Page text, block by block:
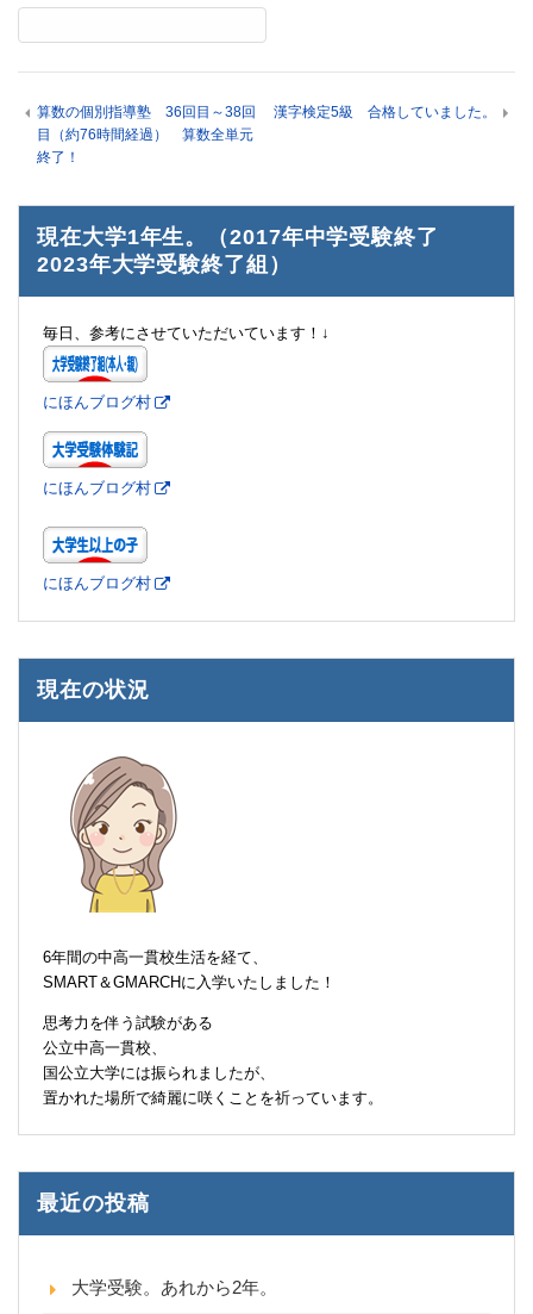
算数の個別指導塾 36回目～38回
目（約76時間経過） 算数全単元
終了！
漢字検定5級 合格していました。
現在大学1年生。（2017年中学受験終了
2023年大学受験終了組）
毎日、参考にさせていただいています！↓
にほんブログ村
にほんブログ村
にほんブログ村
現在の状況
6年間の中高一貫校生活を経て、
SMART＆GMARCHに入学いたしました！
思考力を伴う試験がある
公立中高一貫校、
国公立大学には振られましたが、
置かれた場所で綺麗に咲くことを祈っています。
最近の投稿
大学受験。あれから2年。